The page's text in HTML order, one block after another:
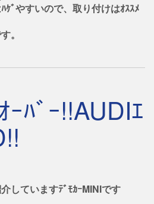
ｹﾞやすいので、取り付けはｵｽｽﾒ
。
ｰﾊﾞｰ!!AUDIｴ
していますﾃﾞﾓｶｰMINIです